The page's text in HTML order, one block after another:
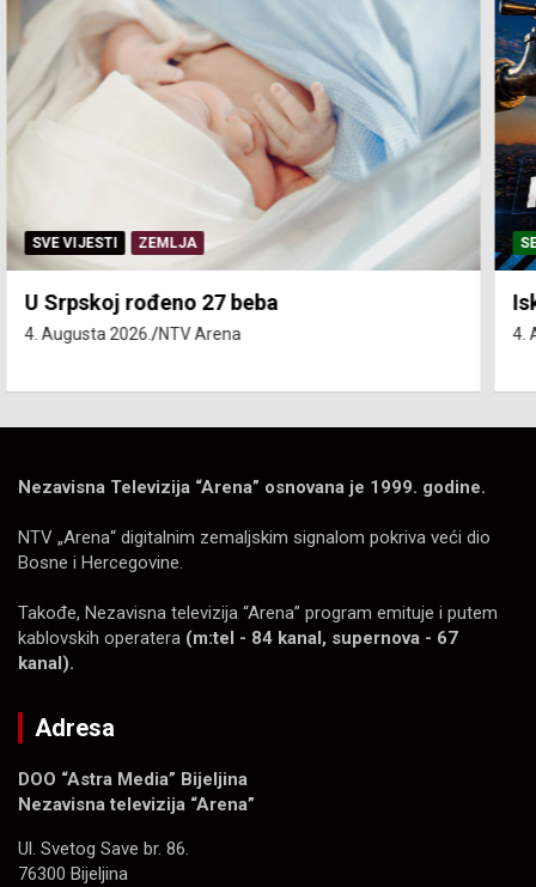
SERVISNE INFORMACIJE
Isključenja vode – utorak 4. avgust
4. Augusta 2026. NTV Arena
Nezavisna Televizija “Arena” osnovana je 1999. godine.
NTV „Arena“ digitalnim zemaljskim signalom pokriva veći dio
Bosne i Hercegovine.
Takođe, Nezavisna televizija “Arena” program emituje i putem
kablovskih operatera (m:tel - 84 kanal, supernova - 67
kanal).
Adresa
DOO “Astra Media” Bijeljina
Nezavisna televizija “Arena”
Ul. Svetog Save br. 86.
76300 Bijeljina